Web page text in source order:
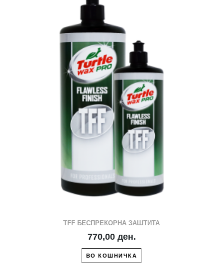
TFF БЕСПРЕКОРНА ЗАШТИТА
770,00 ден.
ВО КОШНИЧКА